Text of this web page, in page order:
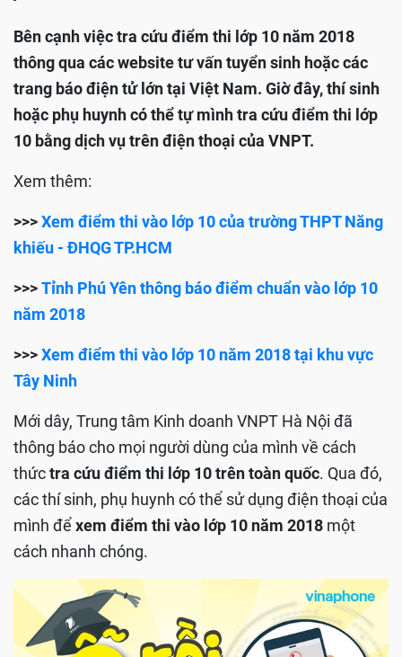
Bên cạnh việc tra cứu điểm thi lớp 10 năm 2018
thông qua các website tư vấn tuyển sinh hoặc các
trang báo điện tử lớn tại Việt Nam. Giờ đây, thí sinh
hoặc phụ huynh có thể tự mình tra cứu điểm thi lớp
10 bằng dịch vụ trên điện thoại của VNPT.
Xem thêm:
>>>Xem điểm thi vào lớp 10 của trường THPT Năng
khiếu - ĐHQG TP.HCM
>>>Tỉnh Phú Yên thông báo điểm chuẩn vào lớp 10
năm 2018
>>>Xem điểm thi vào lớp 10 năm 2018 tại khu vực
Tây Ninh
Mới dây, Trung tâm Kinh doanh VNPT Hà Nội đã
thông báo cho mọi người dùng của mình về cách
thứctra cứu điểm thi lớp 10 trên toàn quốc. Qua đó,
các thí sinh, phụ huynh có thể sử dụng điện thoại của
mình để xem điểm thi vào lớp 10 năm 2018 một
cách nhanh chóng.